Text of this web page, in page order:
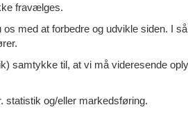
fravælges.
med at forbedre og udvikle siden. I
samtykke til, at vi må videresende
og/eller markedsføring.